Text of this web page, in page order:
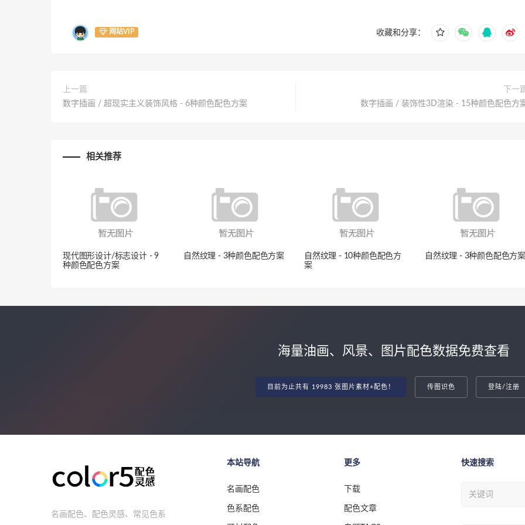
网站VIP 收藏和分享：
上一篇
数字插画 / 超现实主义装饰风格 - 6种颜色配色方案
下一
数字插画 / 装饰性3D渲染 - 15种颜色配色方
相关推荐
现代图形设计/标志设计 - 9
种颜色配色方案
自然纹理 - 3种颜色配色方案
自然纹理 - 10种颜色配色方
案
自然纹理 - 3种颜色配色方案
海量油画、风景、图片配色数据免费查看
目前为止共有 19983 张图片素材+配色！ 传图识色 登陆/注册
名画配色、配色灵感、常见色系
本站导航
名画配色
色系配色
更多
下载
配色文章
快速搜索